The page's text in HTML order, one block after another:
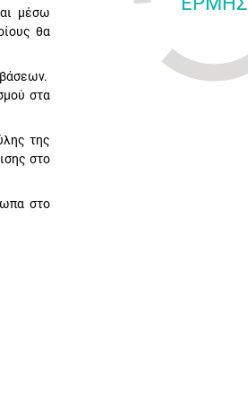
μέσω
θα
στα
της
στο
στο